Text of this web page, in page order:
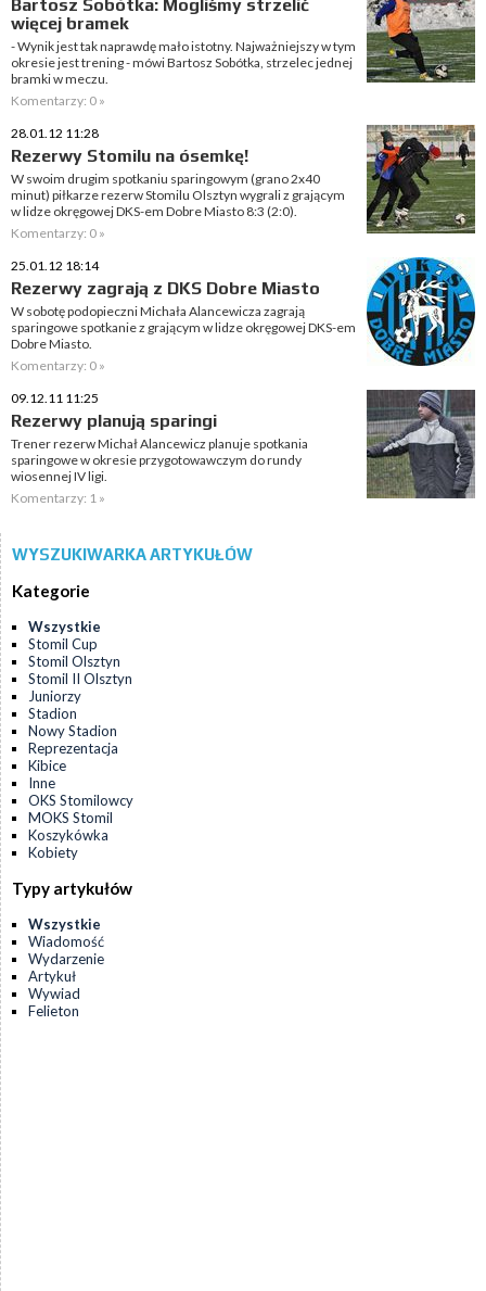
Bartosz Sobótka: Mogliśmy strzelić
więcej bramek
- Wynik jest tak naprawdę mało istotny. Najważniejszy w tym
okresie jest trening - mówi Bartosz Sobótka, strzelec jednej
bramki w meczu.
Komentarzy: 0 »
28.01.12 11:28
Rezerwy Stomilu na ósemkę!
W swoim drugim spotkaniu sparingowym (grano 2x40
minut) piłkarze rezerw Stomilu Olsztyn wygrali z grającym
w lidze okręgowej DKS-em Dobre Miasto 8:3 (2:0).
Komentarzy: 0 »
25.01.12 18:14
Rezerwy zagrają z DKS Dobre Miasto
W sobotę podopieczni Michała Alancewicza zagrają
sparingowe spotkanie z grającym w lidze okręgowej DKS-em
Dobre Miasto.
Komentarzy: 0 »
09.12.11 11:25
Rezerwy planują sparingi
Trener rezerw Michał Alancewicz planuje spotkania
sparingowe w okresie przygotowawczym do rundy
wiosennej IV ligi.
Komentarzy: 1 »
WYSZUKIWARKA ARTYKUŁÓW
Kategorie
Wszystkie
Stomil Cup
Stomil Olsztyn
Stomil II Olsztyn
Juniorzy
Stadion
Nowy Stadion
Reprezentacja
Kibice
Inne
OKS Stomilowcy
MOKS Stomil
Koszykówka
Kobiety
Typy artykułów
Wszystkie
Wiadomość
Wydarzenie
Artykuł
Wywiad
Felieton